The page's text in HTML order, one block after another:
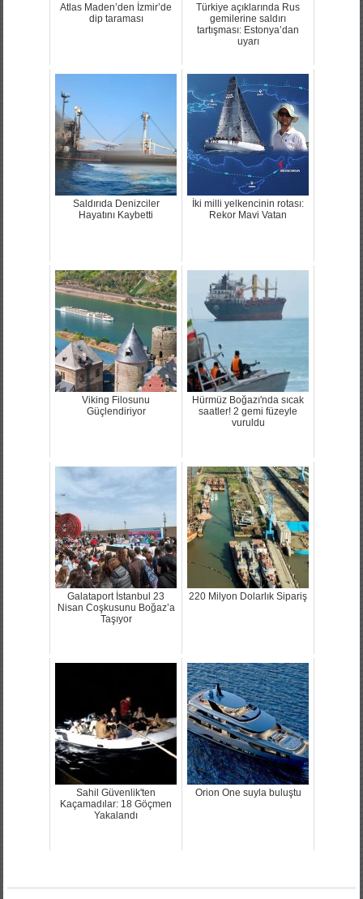
Atlas Maden’den İzmir’de
dip taraması
Türkiye açıklarında Rus
gemilerine saldırı
tartışması: Estonya’dan
uyarı
Saldırıda Denizciler
Hayatını Kaybetti
İki milli yelkencinin rotası:
Rekor Mavi Vatan
Viking Filosunu
Güçlendiriyor
Hürmüz Boğazı'nda sıcak
saatler! 2 gemi füzeyle
vuruldu
Galataport İstanbul 23
Nisan Coşkusunu Boğaz’a
Taşıyor
220 Milyon Dolarlık Sipariş
Sahil Güvenlik'ten
Kaçamadılar: 18 Göçmen
Yakalandı
Orion One suyla buluştu